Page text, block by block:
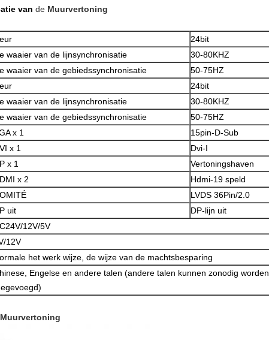
VERZENDEN
van de Muurvertoning
24bit
waaier van de lijnsynchronisatie
30-80KHZ
waaier van de gebiedssynchronisatie
50-75HZ
24bit
waaier van de lijnsynchronisatie
30-80KHZ
waaier van de gebiedssynchronisatie 50-75HZ
x 1
15pin-D-Sub
x 1
Dvi-I
x 1
Vertoningshaven
x 2
Hdmi-19 speld
LVDS 36Pin/2.0
uit
DP-lijn uit
12V/5V
12V
het werk wijze, de wijze van de machtsbesparing
Engelse en andere talen (andere talen kunnen zonodig worden